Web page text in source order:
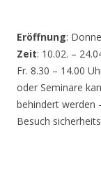
Eröffnung:
Zeit: 10.02. –
Fr. 8.30 – 14.00
oder Seminare
behindert werden
Besuch